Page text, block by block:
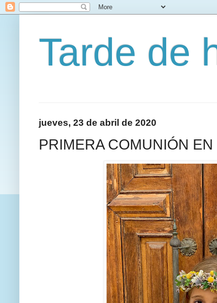
Tarde de
jueves, 23 de abril de 2020
PRIMERA COMUNIÓN